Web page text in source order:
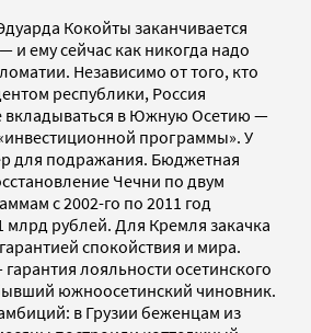
Кокойты заканчивается
и ему сейчас как никогда надо
Независимо от того, кто
республики, Россия
вкладываться в Южную Осетию —
программы». У
для подражания. Бюджетная
Чечни по двум
с 2002-го по 2011 год
млрд рублей. Для Кремля закачка
спокойствия и мира.
лояльности осетинского
южноосетинский чиновник.
в Грузии беженцам из